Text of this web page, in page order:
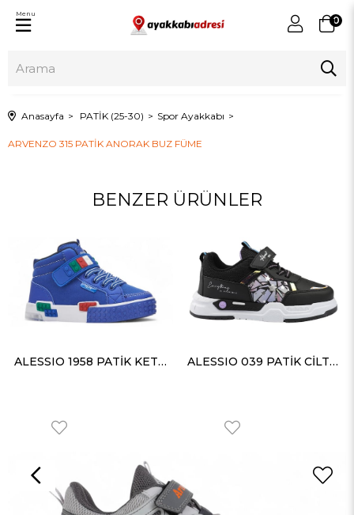
0
Menu
Anasayfa PATİK (25-30) Spor Ayakkabı
ARVENZO 315 PATİK ANORAK BUZ FÜME
BENZER ÜRÜNLER
ALESSIO 1958 PATİK KETEN UZUN SAKS ALESSIO 039 PATİK CİLT SİYAH LİLA